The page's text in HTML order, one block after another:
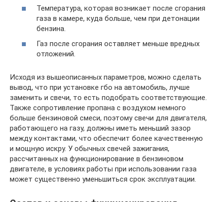
Температура, которая возникает после сгорания
газа в камере, куда больше, чем при детонации
бензина.
Газ после сгорания оставляет меньше вредных
отложений.
Исходя из вышеописанных параметров, можно сделать
вывод, что при установке гбо на автомобиль, лучше
заменить и свечи, то есть подобрать соответствующие.
Также сопротивление пропана с воздухом немного
больше бензиновой смеси, поэтому свечи для двигателя,
работающего на газу, должны иметь меньший зазор
между контактами, что обеспечит более качественную
и мощную искру. У обычных свечей зажигания,
рассчитанных на функционирование в бензиновом
двигателе, в условиях работы при использовании газа
может существенно уменьшиться срок эксплуатации.